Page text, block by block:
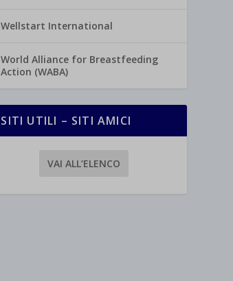
Wellstart International
World Alliance for Breastfeeding
Action (WABA)
SITI UTILI – SITI AMICI
VAI ALL’ELENCO